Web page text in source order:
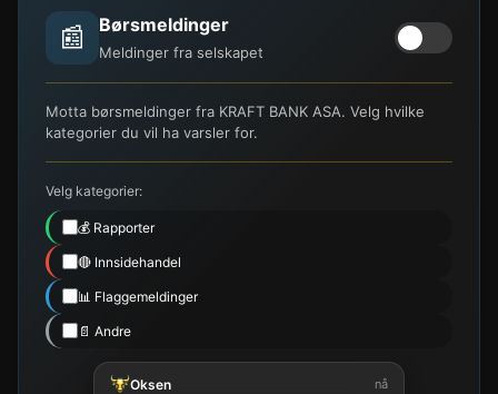
📰 Børsmeldinger
Meldinger fra selskapet
Motta børsmeldinger fra KRAFT BANK ASA. Velg hvilke
kategorier du vil ha varsler for.
Velg kategorier:
💰 Rapporter
🔴 Innsidehandel
📊 Flaggemeldinger
📄 Andre
Oksen nå